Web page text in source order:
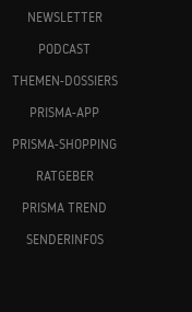
NEWSLETTER
PODCAST
THEMEN-DOSSIERS
PRISMA-APP
PRISMA-SHOPPING
RATGEBER
PRISMA TREND
SENDERINFOS